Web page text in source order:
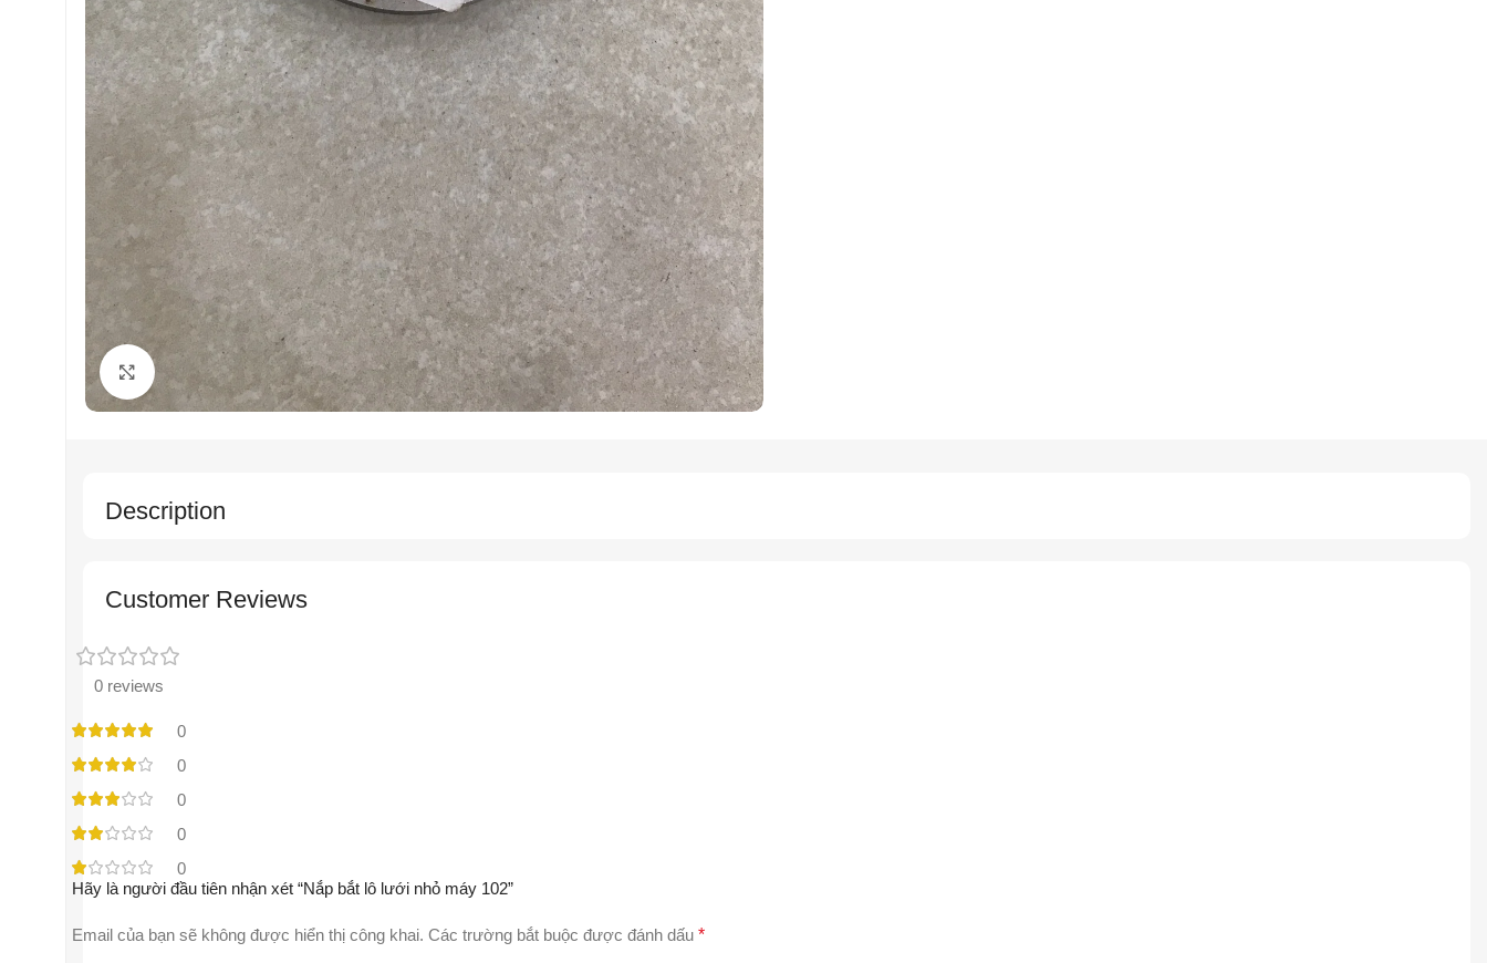
Click to enlarge
Description
Customer Reviews
0 reviews
0
0
0
0
0
Hãy là người đầu tiên nhận xét “Nắp bắt lô lưới nhỏ máy 102”
Email của bạn sẽ không được hiển thị công khai. Các trường bắt buộc được đánh dấu *